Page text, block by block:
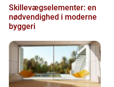
Skillevægselementer: en
nødvendighed i moderne
byggeri